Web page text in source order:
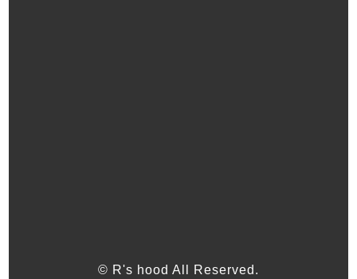
© R's hood All Reserved.